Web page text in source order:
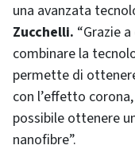
una avanzata
Zucchelli. “Grazie
combinare la
permette di
con l’effetto
possibile ottenere
nanofibre”.